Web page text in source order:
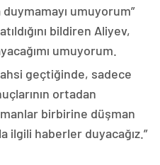
umuyorum”
bildiren Aliyev,
umuyorum.
geçtiğinde, sadece
ortadan
birbirine düşman
ilgili haberler duyacağız.”